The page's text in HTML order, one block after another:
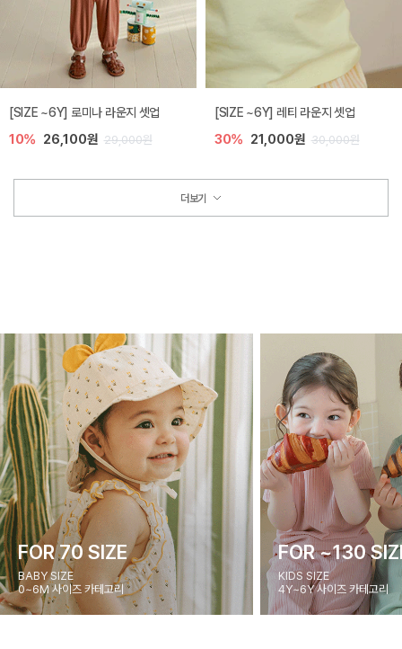
[SIZE ~6Y] 로미나 라운지 셋업
10% 26,100원 29,000원
[SIZE ~6Y] 레티 라운지 셋업
30% 21,000원 30,000원
더보기
FOR 70 SIZE
BABY SIZE
0~6M 사이즈 카테고리
FOR ~130
KIDS SIZE
4Y~6Y 사이즈 카테고리